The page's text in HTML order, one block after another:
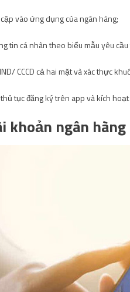
vào ứng dụng của ngân hàng;
tin cá nhân theo biểu mẫu yêu
CCCD cả hai mặt và xác thực
tục đăng ký trên app và kích
khoản ngân